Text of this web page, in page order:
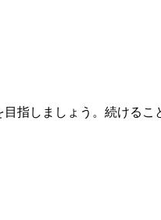
指しましょう。続けるこ